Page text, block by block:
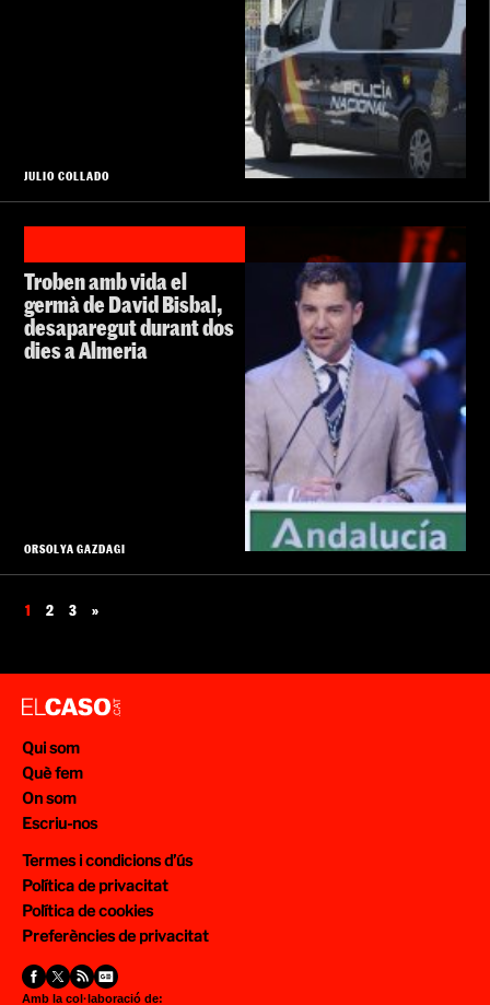
JULIO COLLADO
Troben amb vida el
germà de David Bisbal,
desaparegut durant dos
dies a Almeria
ORSOLYA GAZDAGI
1 2 3 »
Qui som
Què fem
On som
Escriu-nos
Termes i condicions d’ús
Política de privacitat
Política de cookies
Preferències de privacitat
Amb la col·laboració de: